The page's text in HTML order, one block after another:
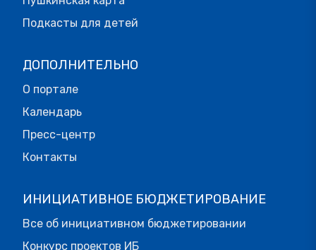
Подкасты для детей
ДОПОЛНИТЕЛЬНО
О портале
Календарь
Пресс-центр
Контакты
ИНИЦИАТИВНОЕ БЮДЖЕТИРОВАНИЕ
Все об инициативном бюджетировании
Конкурс проектов ИБ